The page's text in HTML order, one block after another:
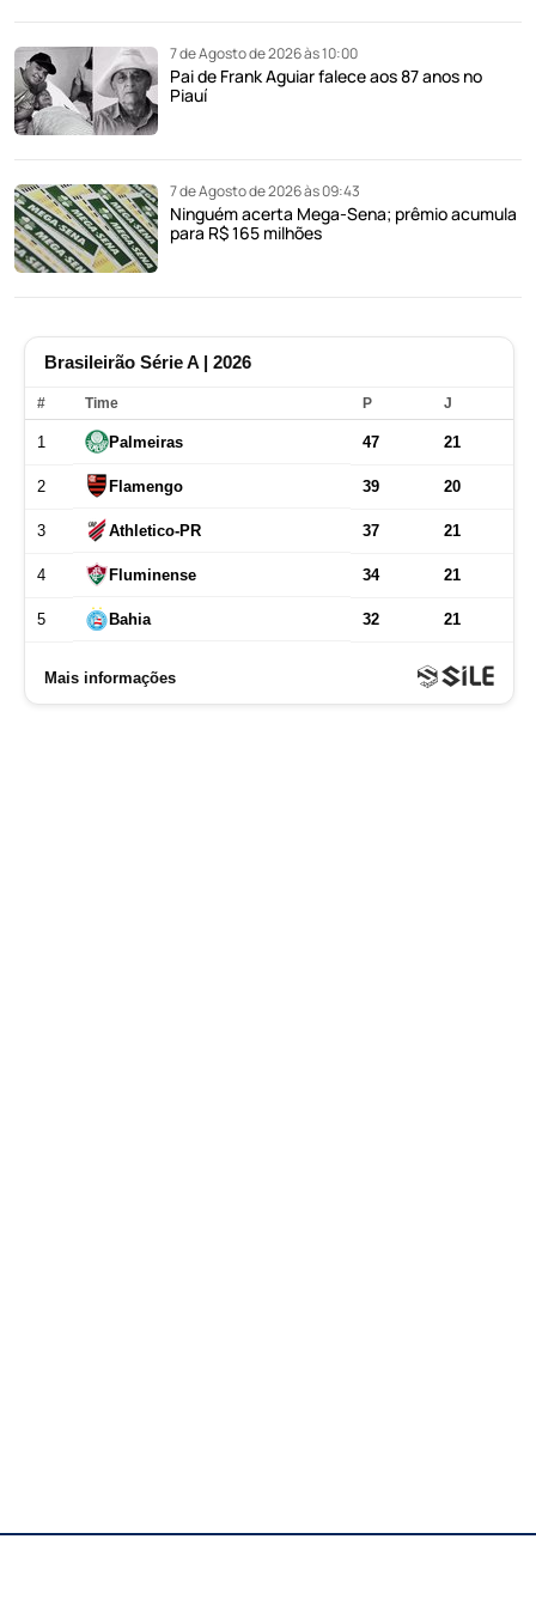
7 de Agosto de 2026 às 10:00
Pai de Frank Aguiar falece aos 87 anos no
Piauí
7 de Agosto de 2026 às 09:43
Ninguém acerta Mega-Sena; prêmio acumula
para R$ 165 milhões